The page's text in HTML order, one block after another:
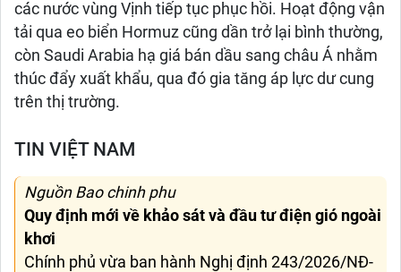
các nước vùng Vịnh tiếp tục phục hồi. Hoạt động vận
tải qua eo biển Hormuz cũng dần trở lại bình thường,
còn Saudi Arabia hạ giá bán dầu sang châu Á nhằm
thúc đẩy xuất khẩu, qua đó gia tăng áp lực dư cung
trên thị trường.
TIN VIỆT NAM
Nguồn Bao chinh phu
Quy định mới về khảo sát và đầu tư điện gió ngoài
khơi
Chính phủ vừa ban hành Nghị định 243/2026/NĐ-